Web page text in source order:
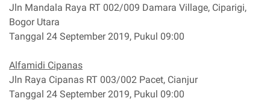
Jln Mandala Raya RT 002/009 Damara Village, Ciparigi,
Bogor Utara
Tanggal 24 September 2019, Pukul 09:00
Alfamidi Cipanas
Jln Raya Cipanas RT 003/002 Pacet, Cianjur
Tanggal 24 September 2019, Pukul 09:00